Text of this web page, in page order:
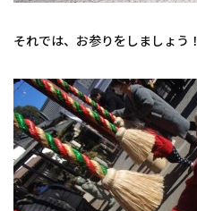
それでは、お参りをしましょう！